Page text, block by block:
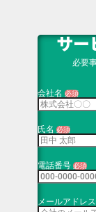
サー
必要
会社名 必須
氏名 必須
電話番号 必須
メールアドレス